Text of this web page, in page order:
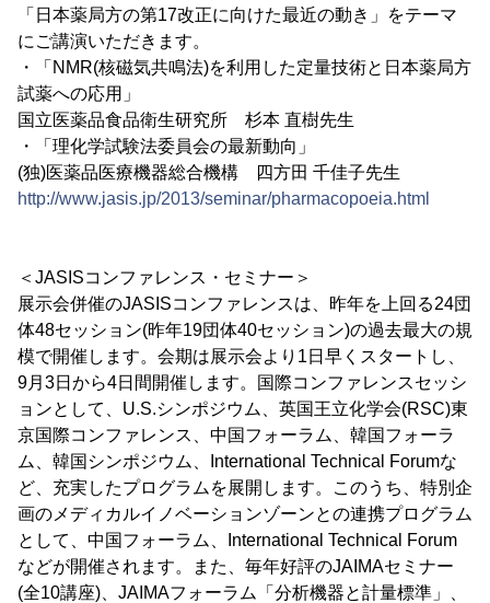
「日本薬局方の第17改正に向けた最近の動き」をテーマ
にご講演いただきます。
・「NMR(核磁気共鳴法)を利用した定量技術と日本薬局方
試薬への応用」
国立医薬品食品衛生研究所 杉本 直樹先生
・「理化学試験法委員会の最新動向」
(独)医薬品医療機器総合機構 四方田 千佳子先生
http://www.jasis.jp/2013/seminar/pharmacopoeia.html
＜JASISコンファレンス・セミナー＞
展示会併催のJASISコンファレンスは、昨年を上回る24団
体48セッション(昨年19団体40セッション)の過去最大の規
模で開催します。会期は展示会より1日早くスタートし、
9月3日から4日間開催します。国際コンファレンスセッシ
ョンとして、U.S.シンポジウム、英国王立化学会(RSC)東
京国際コンファレンス、中国フォーラム、韓国フォーラ
ム、韓国シンポジウム、International Technical Forumな
ど、充実したプログラムを展開します。このうち、特別企
画のメディカルイノベーションゾーンとの連携プログラム
として、中国フォーラム、International Technical Forum
などが開催されます。また、毎年好評のJAIMAセミナー
(全10講座)、JAIMAフォーラム「分析機器と計量標準」、